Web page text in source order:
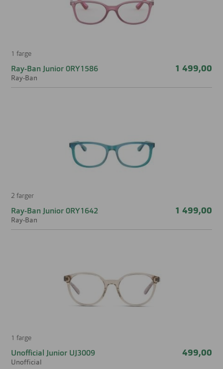
1 farge
Ray-Ban Junior 0RY1586
Ray-Ban
1 499,00
2 farger
Ray-Ban Junior 0RY1642
Ray-Ban
1 499,00
1 farge
Unofficial Junior UJ3009
Unofficial
499,00